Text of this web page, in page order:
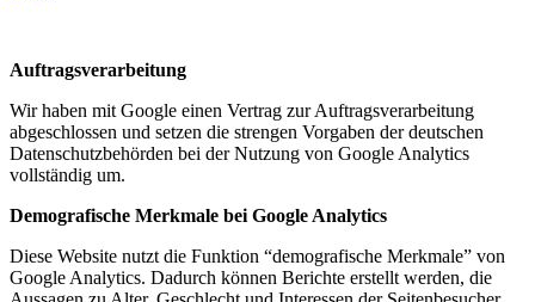
Auftragsverarbeitung
Wir haben mit Google einen Vertrag zur Auftragsverarbeitung
abgeschlossen und setzen die strengen Vorgaben der deutschen
Datenschutzbehörden bei der Nutzung von Google Analytics
vollständig um.
Demografische Merkmale bei Google Analytics
Diese Website nutzt die Funktion “demografische Merkmale” von
Google Analytics. Dadurch können Berichte erstellt werden, die